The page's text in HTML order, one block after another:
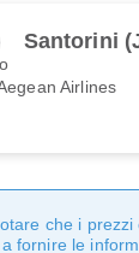
Santorini
Airlines
che i
fornire le